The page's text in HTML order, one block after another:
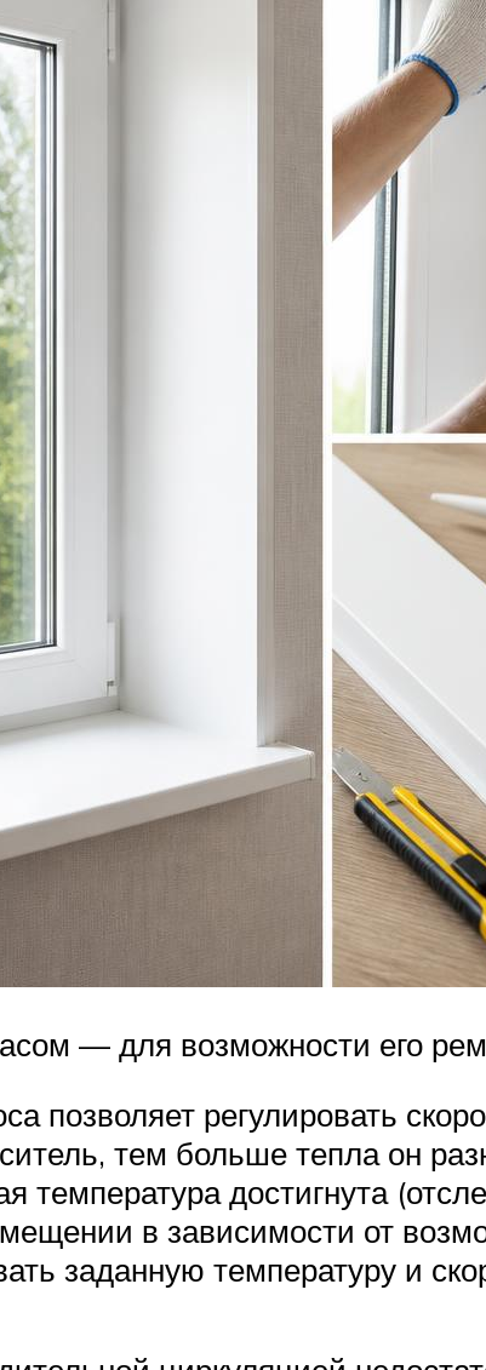
— для возможности его
позволяет регулировать
тем больше тепла он
температура достигнута
в зависимости от
заданную температуру и